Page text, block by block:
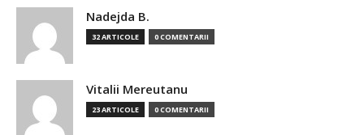
Nadejda B.
32 ARTICOLE 0 COMENTARII
Vitalii Mereutanu
23 ARTICOLE 0 COMENTARII